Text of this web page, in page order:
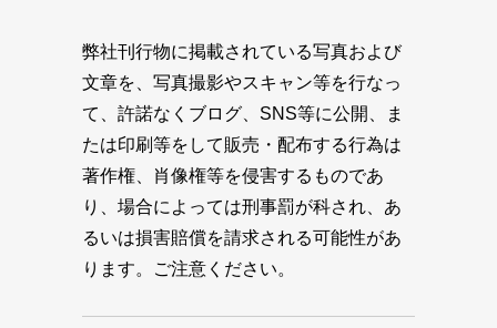
弊社刊行物に掲載されている写真および
文章を、写真撮影やスキャン等を行なっ
て、許諾なくブログ、SNS等に公開、ま
たは印刷等をして販売・配布する行為は
著作権、肖像権等を侵害するものであ
り、場合によっては刑事罰が科され、あ
るいは損害賠償を請求される可能性があ
ります。ご注意ください。